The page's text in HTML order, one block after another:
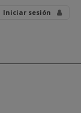
Iniciar sesión